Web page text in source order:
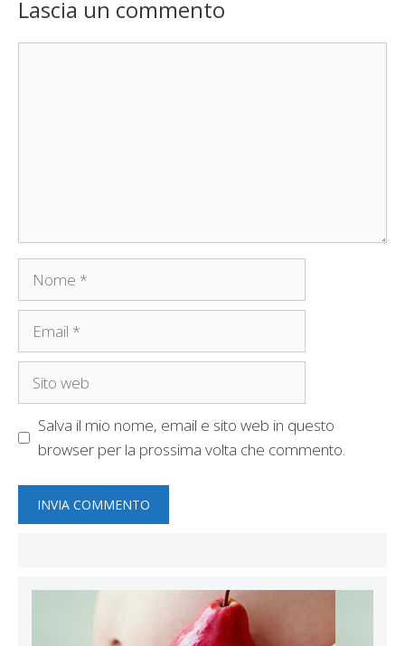
Lascia un commento
Nome
Email
Sito
Salva il mio nome, email e sito web in questo
browser per la prossima volta che commento.